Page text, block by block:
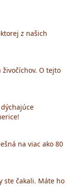
z našich
O tejto
na viac ako 80
ste čakali. Máte ho